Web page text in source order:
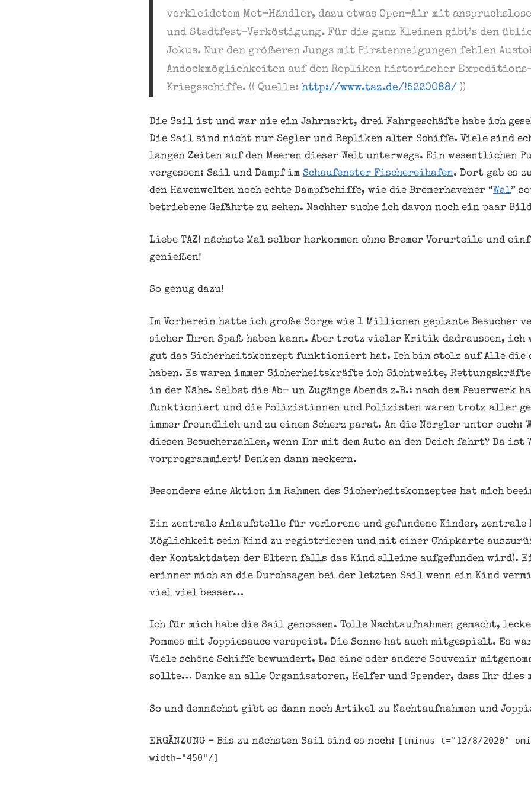
verkleidetem Met-Händler, dazu etwas Open-Air mit
und Stadtfest-Verköstigung. Für die ganz Kleinen gibt’s den
Jokus. Nur den größeren Jungs mit Piratenneigungen fehlen
Andockmöglichkeiten auf den Repliken historischer
Kriegsschiffe.(( Quelle: http://www.taz.de/!5220088/ ))
Die Sail ist und war nie ein Jahrmarkt, drei Fahrgeschäfte habe ich
Die Sail sind nicht nur Segler und Repliken alter Schiffe. Viele sind
langen Zeiten auf den Meeren dieser Welt unterwegs. Ein wesentlichen
vergessen: Sail und Dampf im Schaufenster Fischereihafen. Dort gab es
den Havenwelten noch echte Dampfschiffe, wie die Bremerhavener “Wal”
betriebene Gefährte zu sehen. Nachher suche ich davon noch ein paar
Liebe TAZ! nächste Mal selber herkommen ohne Bremer Vorurteile und
genießen!
So genug dazu!
Im Vorherein hatte ich große Sorge wie 1 Millionen geplante Besucher
sicher Ihren Spaß haben kann. Aber trotz vieler Kritik dadraussen, ich
gut das Sicherheitskonzept funktioniert hat. Ich bin stolz auf Alle die
haben. Es waren immer Sicherheitskräfte ich Sichtweite,
in der Nähe. Selbst die Ab- un Zugänge Abends z.B.: nach dem Feuerwerk
funktioniert und die Polizistinnen und Polizisten waren trotz aller
immer freundlich und zu einem Scherz parat. An die Nörgler unter euch:
diesen Besucherzahlen, wenn Ihr mit dem Auto an den Deich fahrt? Da ist
vorprogrammiert! Denken dann meckern.
Besonders eine Aktion im Rahmen des Sicherheitskonzeptes hat mich
Ein zentrale Anlaufstelle für verlorene und gefundene Kinder, zentrale
Möglichkeit sein Kind zu registrieren und mit einer Chipkarte
der Kontaktdaten der Eltern falls das Kind alleine aufgefunden wird).
erinner mich an die Durchsagen bei der letzten Sail wenn ein Kind
viel viel besser…
Ich für mich habe die Sail genossen. Tolle Nachtaufnahmen gemacht,
Pommes mit Joppiesauce verspeist. Die Sonne hat auch mitgespielt. Es
Viele schöne Schiffe bewundert. Das eine oder andere Souvenir
sollte… Danke an alle Organisatoren, Helfer und Spender, dass Ihr dies
So und demnächst gibt es dann noch Artikel zu Nachtaufnahmen und
ERGÄNZUNG – Bis zu nächsten Sail sind es noch: [tminus t="12/8/2020"
width="450"/]